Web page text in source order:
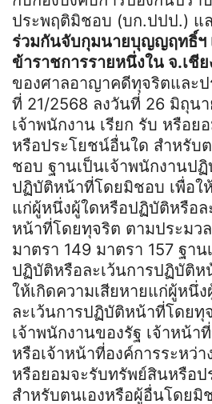
ประพฤติมิชอบ (บก.ปปป.) แ
ร่วมกันจับกุมนายบุญญฤทธิ์ฯ
ข้าราชการรายหนึ่งใน จ.เชี
ของศาลอาญาคดีทุจริตและ
ที่ 21/2568 ลงวันที่ 26 มิถุน
เจ้าพนักงาน เรียก รับ หรือย
หรือประโยชน์อื่นใด สำหรับ
ชอบ ฐานเป็นเจ้าพนักงานปฏิ
ปฏิบัติหน้าที่โดยมิชอบ เพื่อใ
แก่ผู้หนึ่งผู้ใดหรือปฏิบัติหรือล
หน้าที่โดยทุจริต ตามประมว
มาตรา 149 มาตรา 157 ฐา
ปฏิบัติหรือละเว้นการปฏิบัติ
ให้เกิดความเสียหายแก่ผู้หนึ่
ละเว้นการปฏิบัติหน้าที่โดยทุ
เจ้าพนักงานของรัฐ เจ้าหน้า
หรือเจ้าหน้าที่องค์การระหว่า
หรือยอมจะรับทรัพย์สินหรือ
สำหรับตนเองหรือผู้อื่นโดยมิ